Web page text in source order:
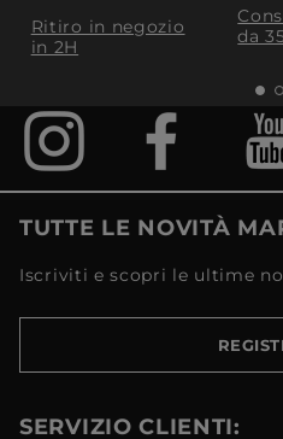
Ritiro in negozio
in 2H
da
TUTTE LE NOVITÀ
Iscriviti e scopri le ultime
SERVIZIO CLIENTI: